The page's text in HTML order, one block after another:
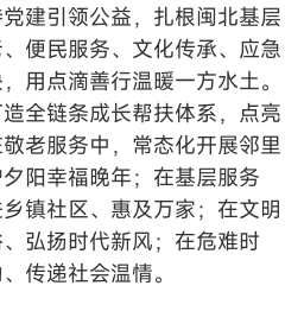
建引领公益，扎根闽北基层
便民服务、文化传承、应急
用点滴善行温暖一方水土。
全链条成长帮扶体系，点亮
老服务中，常态化开展邻里
阳幸福晚年；在基层服务
镇社区、惠及万家；在文明
弘扬时代新风；在危难时
传递社会温情。